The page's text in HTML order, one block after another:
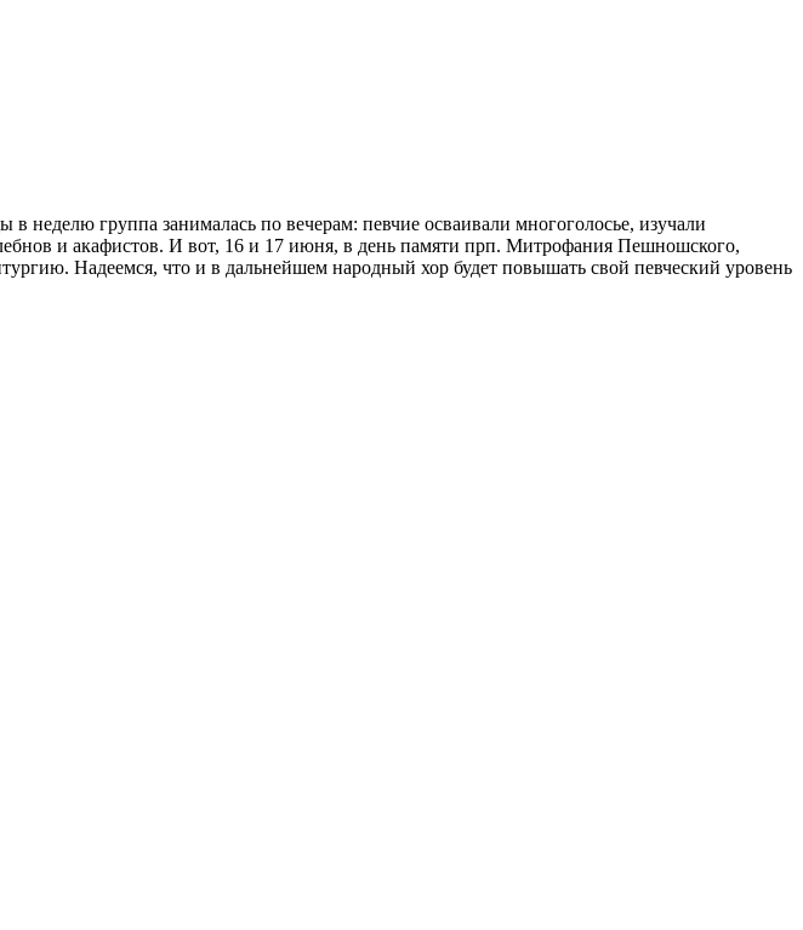
группа занималась по вечерам: певчие осваивали многоголосье, изучали
и акафистов. И вот, 16 и 17 июня, в день памяти прп. Митрофания Пешношского,
Надеемся, что и в дальнейшем народный хор будет повышать свой певческий уровень